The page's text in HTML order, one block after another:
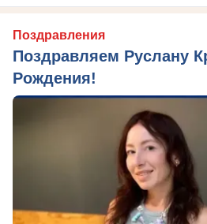
Поздравления
Поздравляем Руслану
Рождения!